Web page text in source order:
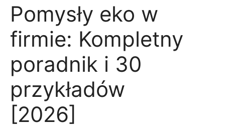
Pomysły eko w
firmie: Kompletny
poradnik i 30
przykładów
[2026]